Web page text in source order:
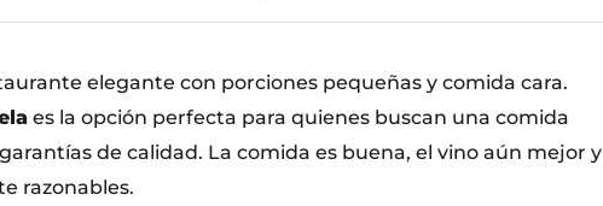
elegante con porciones pequeñas y comida cara.
es la opción perfecta para quienes buscan una comida
de calidad. La comida es buena, el vino aún mejor y
razonables.